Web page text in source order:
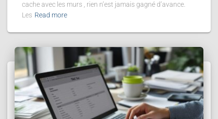
cache avec les murs , rien n’est jamais gagné d’avance.
Les Read more